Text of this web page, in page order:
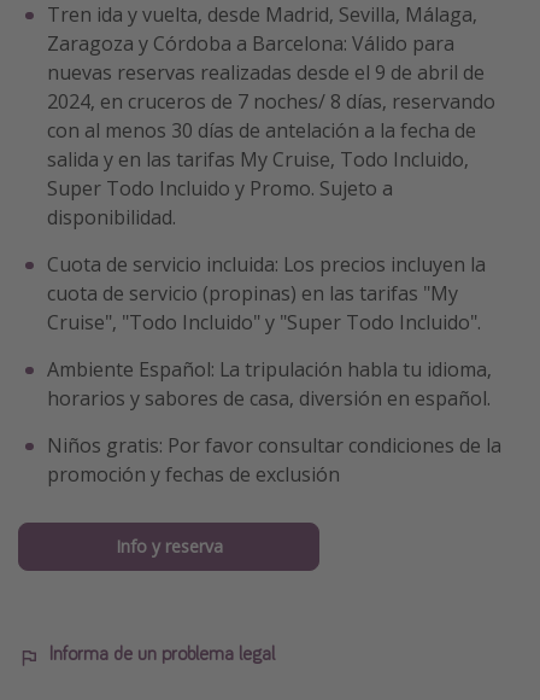
Tren ida y vuelta, desde Madrid, Sevilla, Málaga,
Zaragoza y Córdoba a Barcelona: Válido para
nuevas reservas realizadas desde el 9 de abril de
2024, en cruceros de 7 noches/ 8 días, reservando
con al menos 30 días de antelación a la fecha de
salida y en las tarifas My Cruise, Todo Incluido,
Super Todo Incluido y Promo. Sujeto a
disponibilidad.
Cuota de servicio incluida: Los precios incluyen la
cuota de servicio (propinas) en las tarifas "My
Cruise", "Todo Incluido" y "Super Todo Incluido".
Ambiente Español: La tripulación habla tu idioma,
horarios y sabores de casa, diversión en español.
Niños gratis: Por favor consultar condiciones de la
promoción y fechas de exclusión
Info y reserva
Informa de un problema legal